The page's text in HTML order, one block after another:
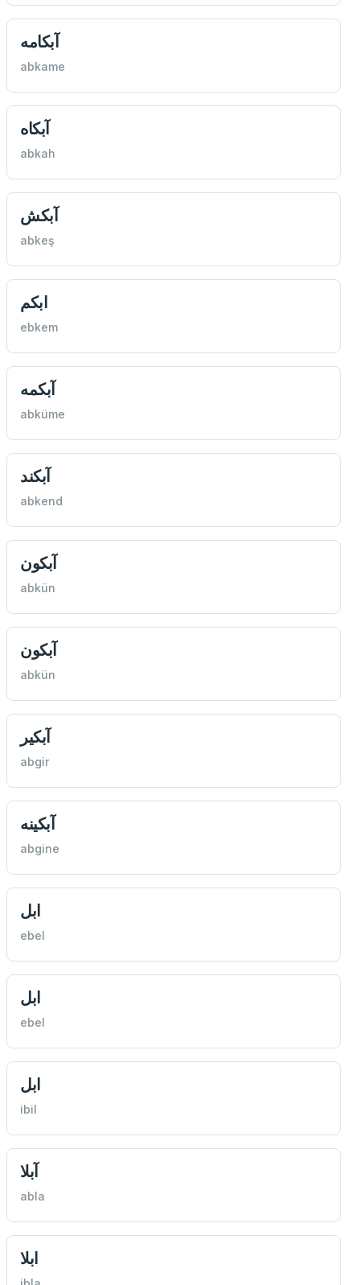
آبكامه
abkame
آبكاه
abkah
آبكش
abkeş
ابكم
ebkem
آبكمه
abküme
آبكند
abkend
آبكون
abkün
آبكون
abkün
آبكیر
abgir
آبكینه
abgine
ابل
ebel
ابل
ebel
ابل
ibil
آبلا
abla
ابلا